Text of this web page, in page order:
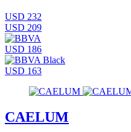
USD 232
USD 209
USD 186
USD 163
CAELUM